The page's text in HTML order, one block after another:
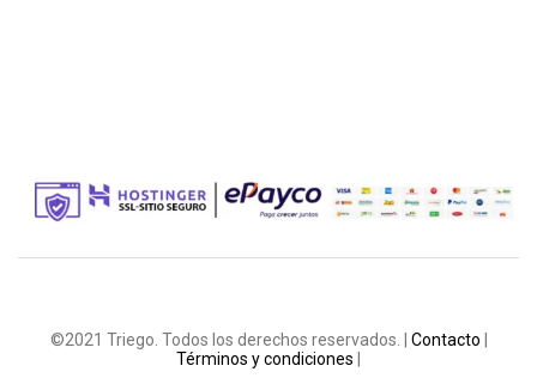
©2021 Triego. Todos los derechos reservados. | Contacto
Términos y condiciones